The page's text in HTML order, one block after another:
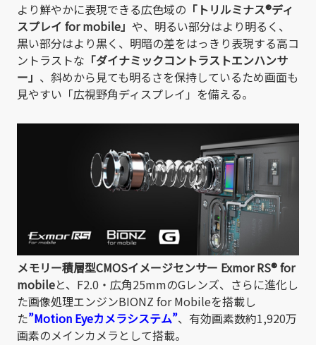
より鮮やかに表現できる広色域の 「トリルミナス®ディ
スプレイ for mobile」 や、明るい部分はより明るく、
黒い部分はより黒く、明暗の差をはっきり表現する高コ
ントラストな 「ダイナミックコントラストエンハンサ
ー」 、斜めから見ても明るさを保持しているため画面も
見やすい「広視野角ディスプレイ」を備える。
メモリー積層型CMOSイメージセンサー Exmor RS® for
mobileと、F2.0・広角25mmのGレンズ、さらに進化し
た画像処理エンジンBIONZ for Mobileを搭載し
た”Motion Eyeカメラシステム”、有効画素数約1,920万
画素のメインカメラとして搭載。